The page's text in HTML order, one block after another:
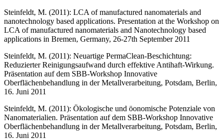
Steinfeldt, M. (2011): LCA of manufactured nanomaterials and
nanotechnology based applications. Presentation at the Workshop on
LCA of manufactured nanomaterials and Nanotechnology based
applications in Bremen, Germany, 26-27th September 2011
Steinfeldt, M. (2011): Neuartige PermaClean-Beschichtung:
Reduzierter Reinigungsaufwand durch effektive Antihaft-Wirkung.
Präsentation auf dem SBB-Workshop Innovative
Oberflächenbehandlung in der Metallverarbeitung, Potsdam, Berlin,
16. Juni 2011
Steinfeldt, M. (2011): Ökologische und öonomische Potenziale von
Nanomaterialien. Präsentation auf dem SBB-Workshop Innovative
Oberflächenbehandlung in der Metallverarbeitung, Potsdam, Berlin,
16. Juni 2011